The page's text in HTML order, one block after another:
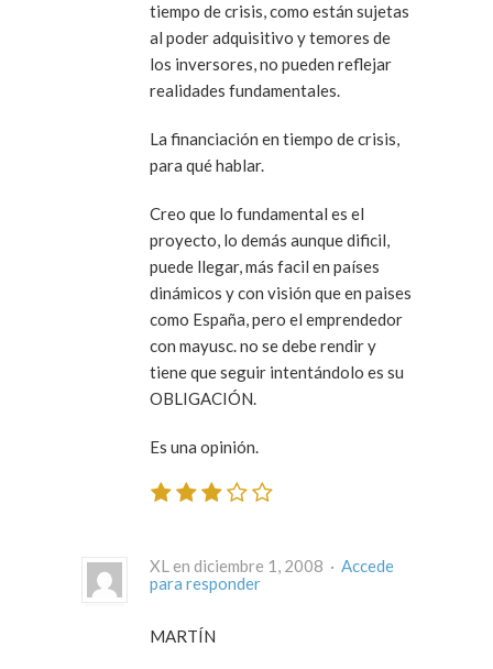
tiempo de crisis, como están sujetas
al poder adquisitivo y temores de
los inversores, no pueden reflejar
realidades fundamentales.
La financiación en tiempo de crisis,
para qué hablar.
Creo que lo fundamental es el
proyecto, lo demás aunque dificil,
puede llegar, más facil en países
dinámicos y con visión que en paises
como España, pero el emprendedor
con mayusc. no se debe rendir y
tiene que seguir intentándolo es su
OBLIGACIÓN.
Es una opinión.
XL en diciembre 1, 2008 · Accede
para responder
MARTÍN